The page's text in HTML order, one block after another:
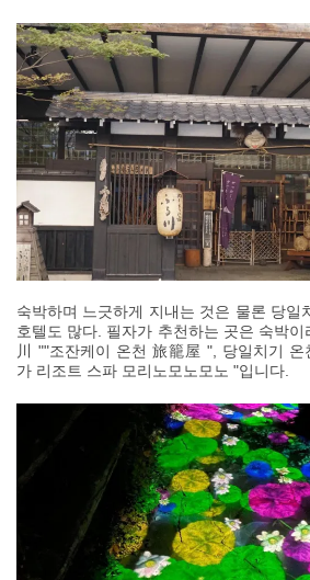
숙박하며 느긋하게 지내는 것은 물론 당일
호텔도 많다. 필자가 추천하는 곳은 숙박
川 ""조잔케이 온천 旅籠屋 ", 당일치기 온
가 리조트 스파 모리노모노모노 "입니다.